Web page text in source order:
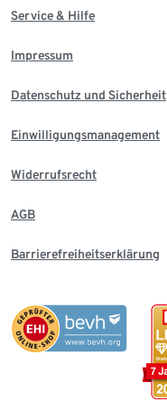
Service & Hilfe
Impressum
Datenschutz und Sicherheit
Einwilligungsmanagement
Widerrufsrecht
AGB
Barrierefreiheitserklärung